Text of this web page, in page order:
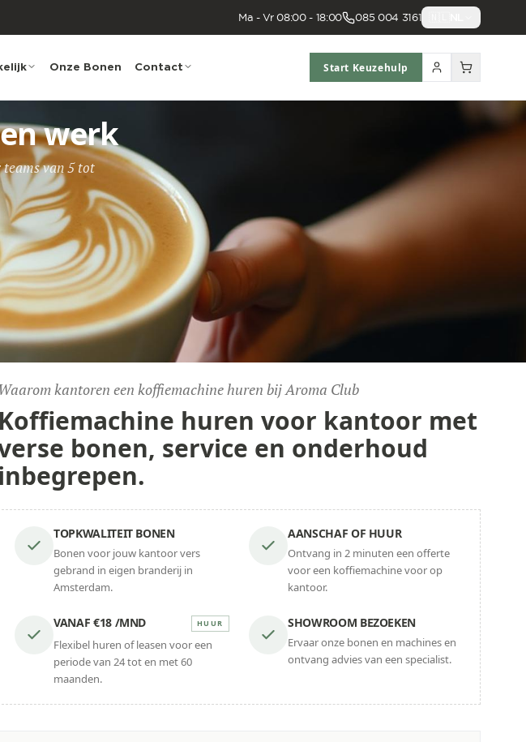
Ma - Vr 08:00 - 18:00 085 004 3161
Onze Bonen Contact Start Keuzehulp
werk
teams van 5 tot
Waarom kantoren een koffiemachine huren bij Aroma Club
Koffiemachine huren voor kantoor met
bonen, service en onderhoud
inbegrepen.
TOPKWALITEIT BONEN
Bonen voor jouw kantoor vers
gebrand in eigen branderij in
Amsterdam.
AANSCHAF OF HUUR
Ontvang in 2 minuten een offerte
voor een koffiemachine voor op
kantoor.
VANAF €18 /MND HUUR
Flexibel huren of leasen voor een
periode van 24 tot en met 60
maanden.
SHOWROOM BEZOEKEN
Ervaar onze bonen en machines en
ontvang advies van een specialist.